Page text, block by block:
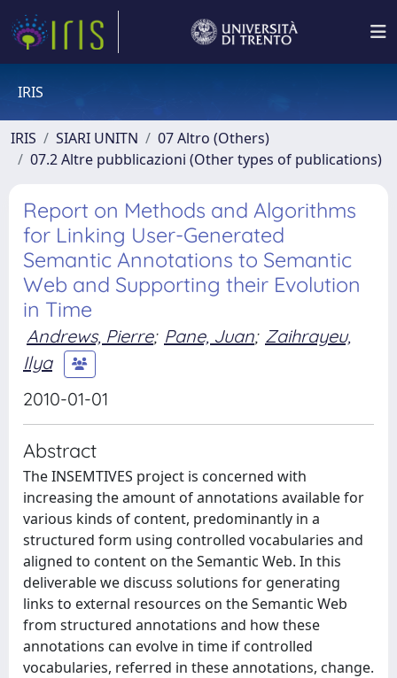
IRIS
IRIS SIARI UNITN
07 Altro (Others)
07.2 Altre pubblicazioni (Other types of publications)
Report on Methods and Algorithms
for Linking User-Generated
Semantic Annotations to Semantic
Web and Supporting their Evolution
in Time
Andrews, Pierre; Pane, Juan; Zaihrayeu,
Ilya
2010-01-01
Abstract
The INSEMTIVES project is concerned with
increasing the amount of annotations available for
various kinds of content, predominantly in a
structured form using controlled vocabularies and
aligned to content on the Semantic Web. In this
deliverable we discuss solutions for generating
links to external resources on the Semantic Web
from structured annotations and how these
annotations can evolve in time if controlled
vocabularies, referred in these annotations, change.